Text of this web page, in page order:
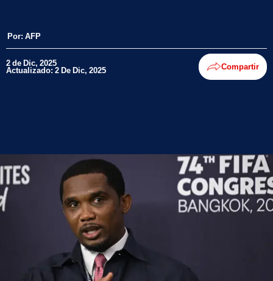
Por: AFP
2 de Dic, 2025
Actualizado: 2 De Dic, 2025 Compartir